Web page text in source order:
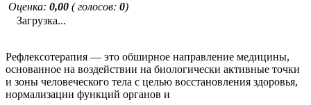
Оценка: 0,00 ( голосов: 0)
Загрузка...
Рефлексотерапия — это обширное направление медицины,
основанное на воздействии на биологически активные точки
и зоны человеческого тела с целью восстановления здоровья,
нормализации функций органов и